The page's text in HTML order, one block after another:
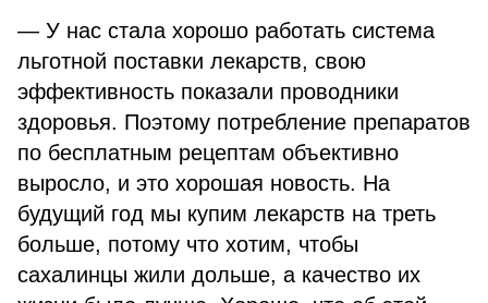
— У нас стала хорошо работать система
льготной поставки лекарств, свою
эффективность показали проводники
здоровья. Поэтому потребление препаратов
по бесплатным рецептам объективно
выросло, и это хорошая новость. На
будущий год мы купим лекарств на треть
больше, потому что хотим, чтобы
сахалинцы жили дольше, а качество их